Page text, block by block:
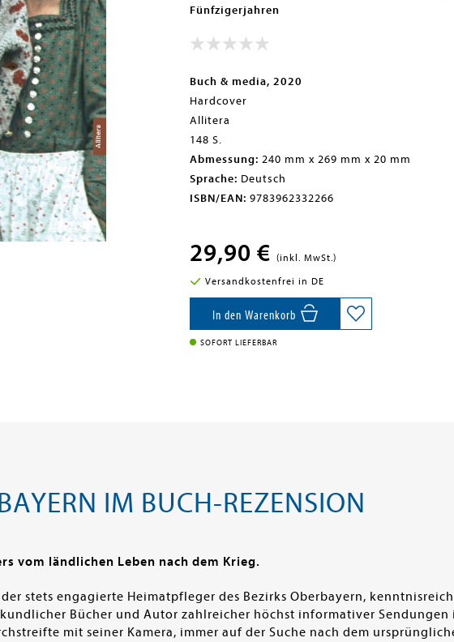
Fünfzigerjahren
Buch & media, 2020
Hardcover
Allitera
148 S.
Abmessung: 240 mm x 269 mm x 20 mm
Sprache: Deutsch
ISBN/EAN: 9783962332266
29,90 € (inkl. MwSt.)
Versandkostenfrei in DE
In den Warenkorb
SOFORT LIEFERBAR
IM BUCH-REZENSION
vom ländlichen Leben nach dem Krieg.
stets engagierte Heimatpfleger des Bezirks Oberbayern,
Bücher und Autor zahlreicher höchst informativer Sendungen
mit seiner Kamera, immer auf der Suche nach dem